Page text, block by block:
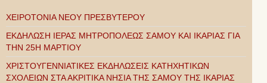
ΧΕΙΡΟΤΟΝΙΑ ΝΕΟΥ ΠΡΕΣΒΥΤΕΡΟΥ
ΕΚΔΗΛΩΣΗ ΙΕΡΑΣ ΜΗΤΡΟΠΟΛΕΩΣ ΣΑΜΟΥ ΚΑΙ ΙΚΑΡΙΑΣ ΓΙΑ
ΤΗΝ 25Η ΜΑΡΤΙΟΥ
ΧΡΙΣΤΟΥΓΕΝΝΙΑΤΙΚΕΣ ΕΚΔΗΛΩΣΕΙΣ ΚΑΤΗΧΗΤΙΚΩΝ
ΣΧΟΛΕΙΩΝ ΣΤΑ ΑΚΡΙΤΙΚΑ ΝΗΣΙΑ ΤΗΣ ΣΑΜΟΥ ΤΗΣ ΙΚΑΡΙΑΣ